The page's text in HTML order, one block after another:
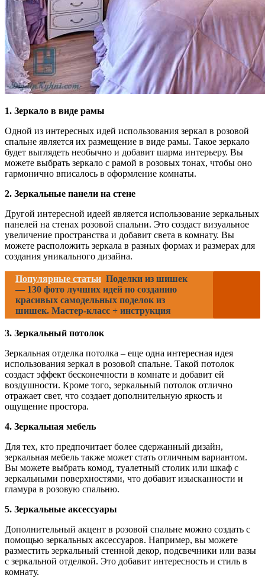
1. Зеркало в виде рамы
Одной из интересных идей использования зеркал в розовой
спальне является их размещение в виде рамы. Такое зеркало
будет выглядеть необычно и добавит шарма интерьеру. Вы
можете выбрать зеркало с рамой в розовых тонах, чтобы оно
гармонично вписалось в оформление комнаты.
2. Зеркальные панели на стене
Другой интересной идеей является использование зеркальных
панелей на стенах розовой спальни. Это создаст визуальное
увеличение пространства и добавит света в комнату. Вы
можете расположить зеркала в разных формах и размерах для
создания уникального дизайна.
Популярные статьи Поделки из шишек
— 130 фото лучших идей по созданию
красивых самодельных поделок из
шишек. Мастер-класс + инструкция
3. Зеркальный потолок
Зеркальная отделка потолка – еще одна интересная идея
использования зеркал в розовой спальне. Такой потолок
создаст эффект бесконечности в комнате и добавит ей
воздушности. Кроме того, зеркальный потолок отлично
отражает свет, что создает дополнительную яркость и
ощущение простора.
4. Зеркальная мебель
Для тех, кто предпочитает более сдержанный дизайн,
зеркальная мебель также может стать отличным вариантом.
Вы можете выбрать комод, туалетный столик или шкаф с
зеркальными поверхностями, что добавит изысканности и
гламура в розовую спальню.
5. Зеркальные аксессуары
Дополнительный акцент в розовой спальне можно создать с
помощью зеркальных аксессуаров. Например, вы можете
разместить зеркальный стенной декор, подсвечники или вазы
с зеркальной отделкой. Это добавит интересность и стиль в
комнату.